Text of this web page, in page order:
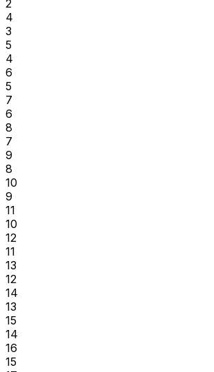
2
4
3
5
4
6
5
7
6
8
7
9
8
10
9
11
10
12
11
13
12
14
13
15
14
16
15